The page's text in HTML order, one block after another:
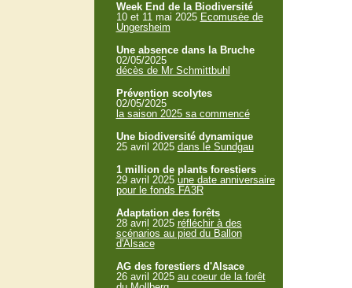
Week End de la Biodiversité
10 et 11 mai 2025 Ecomusée de
Ungersheim
Une absence dans la Bruche
02/05/2025
décès de Mr Schmittbuhl
Prévention scolytes
02/05/2025
la saison 2025 sa commencé
Une biodiversité dynamique
25 avril 2025 dans le Sundgau
1 million de plants forestiers
29 avril 2025 une date anniversaire
pour le fonds FA3R
Adaptation des forêts
28 avril 2025 réfléchir à des
scénarios au pied du Ballon
d'Alsace
AG des forestiers d'Alsace
26 avril 2025 au coeur de la forêt